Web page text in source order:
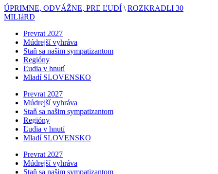
ÚPRIMNE, ODVÁŽNE, PRE ĽUDÍ \ ROZKRADLI 30
MILIáRD
Prevrat 2027
Múdrejší vyhráva
Staň sa našim sympatizantom
Regióny
Ľudia v hnutí
Mladí SLOVENSKO
Prevrat 2027
Múdrejší vyhráva
Staň sa našim sympatizantom
Regióny
Ľudia v hnutí
Mladí SLOVENSKO
Prevrat 2027
Múdrejší vyhráva
Staň sa našim sympatizantom